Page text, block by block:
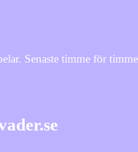
Senaste timme för